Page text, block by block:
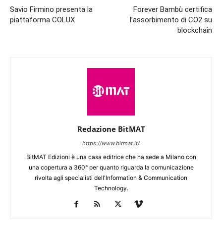
Savio Firmino presenta la
piattaforma COLUX
Forever Bambù certifica
l’assorbimento di CO2 su
blockchain
Redazione BitMAT
https://www.bitmat.it/
BitMAT Edizioni è una casa editrice che ha sede a Milano con
una copertura a 360° per quanto riguarda la comunicazione
rivolta agli specialisti dell'lnformation & Communication
Technology.